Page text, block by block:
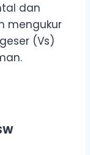
dan
mengukur
(Vs)